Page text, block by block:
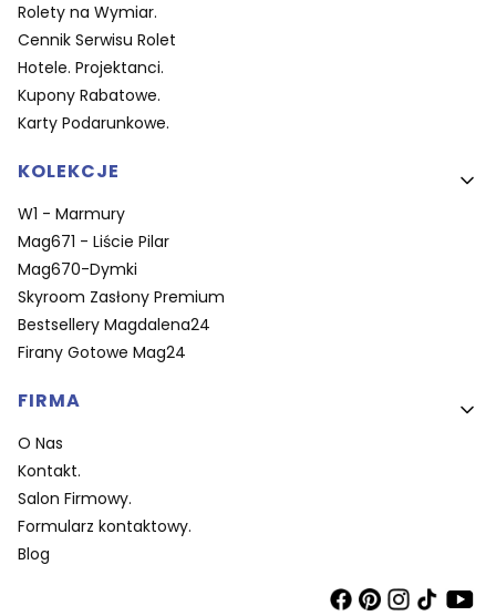
Rolety na Wymiar.
Cennik Serwisu Rolet
Hotele. Projektanci.
Kupony Rabatowe.
Karty Podarunkowe.
KOLEKCJE
W1 - Marmury
Mag671 - Liście Pilar
Mag670-Dymki
Skyroom Zasłony Premium
Bestsellery Magdalena24
Firany Gotowe Mag24
FIRMA
O Nas
Kontakt.
Salon Firmowy.
Formularz kontaktowy.
Blog